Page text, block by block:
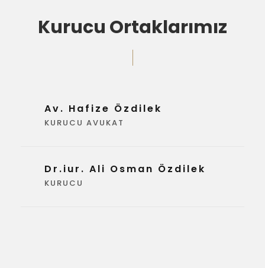
Kurucu Ortaklarımız
Av. Hafize Özdilek
KURUCU AVUKAT
Dr.iur. Ali Osman Özdilek
KURUCU